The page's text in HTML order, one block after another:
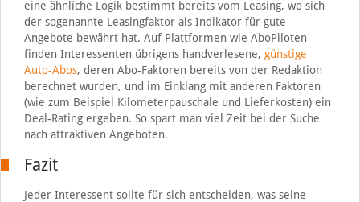
eine ähnliche Logik bestimmt bereits vom Leasing, wo sich
der sogenannte Leasingfaktor als Indikator für gute
Angebote bewährt hat. Auf Plattformen wie AboPiloten
finden Interessenten übrigens handverlesene, günstige
Auto-Abos, deren Abo-Faktoren bereits von der Redaktion
berechnet wurden, und im Einklang mit anderen Faktoren
(wie zum Beispiel Kilometerpauschale und Lieferkosten) ein
Deal-Rating ergeben. So spart man viel Zeit bei der Suche
nach attraktiven Angeboten.
Fazit
Jeder Interessent sollte für sich entscheiden, was seine